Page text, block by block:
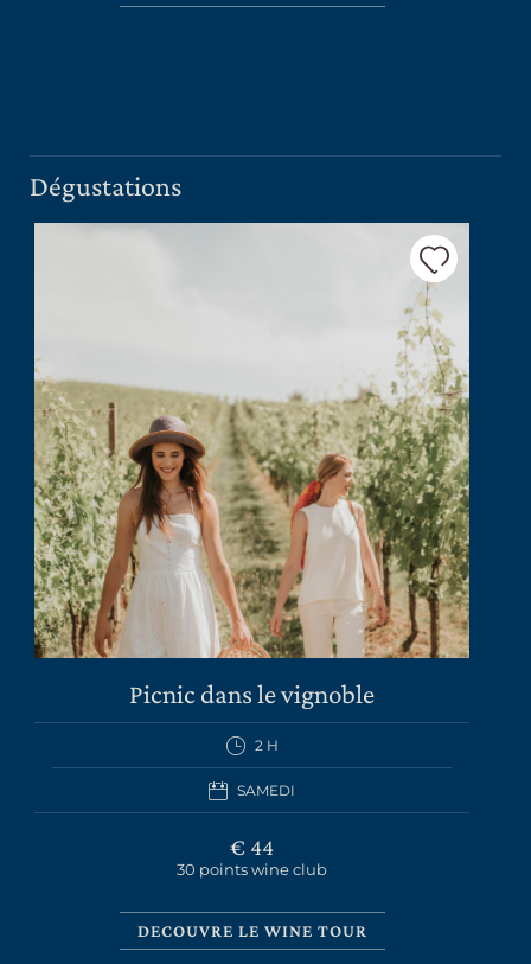
LA TENUTA
VINS
EXPÉRIENCE
NEWS
CESARI
Dégustations
Picnic dans le vignoble
2 H
SAMEDI
€ 44
30 points wine club
DECOUVRE LE WINE TOUR